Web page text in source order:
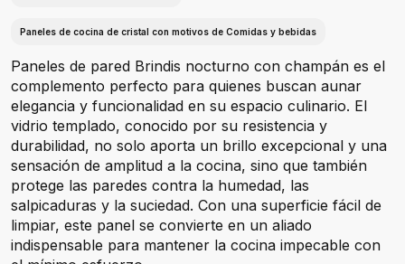
Paneles de cocina de cristal con motivos de Comidas y bebidas
Paneles de pared Brindis nocturno con champán es el
complemento perfecto para quienes buscan aunar
elegancia y funcionalidad en su espacio culinario. El
vidrio templado, conocido por su resistencia y
durabilidad, no solo aporta un brillo excepcional y una
sensación de amplitud a la cocina, sino que también
protege las paredes contra la humedad, las
salpicaduras y la suciedad. Con una superficie fácil de
limpiar, este panel se convierte en un aliado
indispensable para mantener la cocina impecable con